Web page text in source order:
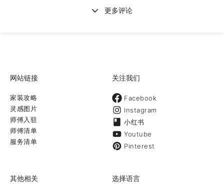
更多评论
网站链接
家装攻略
灵感图片
师傅入驻
师傅清单
服务清单
关注我们
Facebook
Instagram
小红书
Youtube
Pinterest
其他相关 选择语言